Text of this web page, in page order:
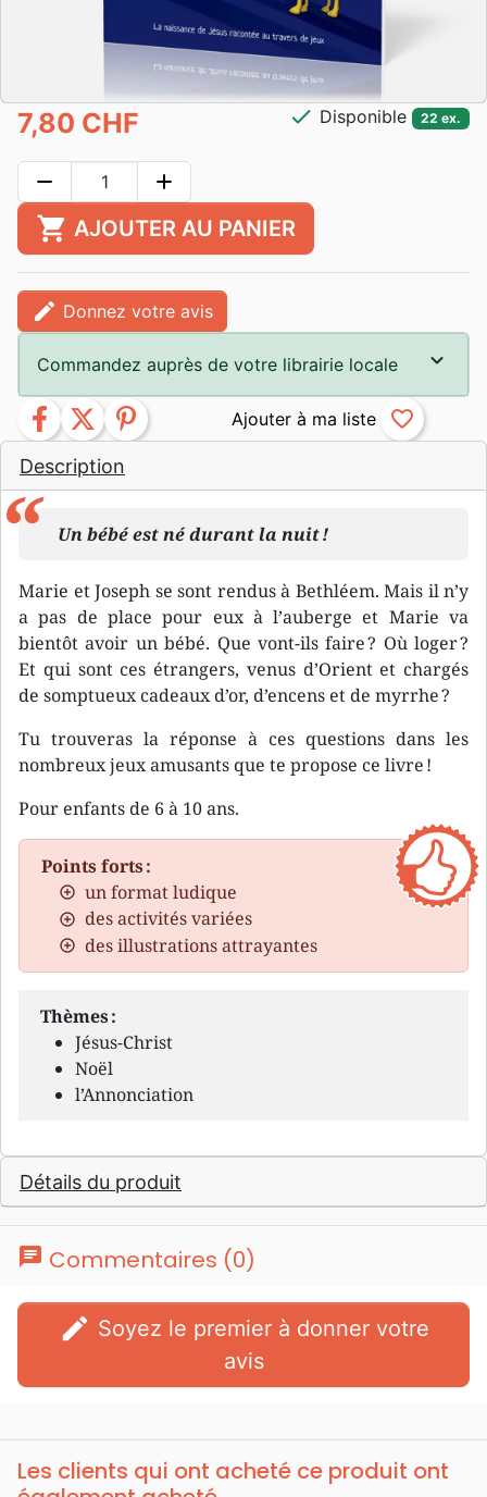
Description
Un bébé est né durant la nuit !
Marie et Joseph se sont rendus à Bethléem. Mais il n’y
a pas de place pour eux à l’auberge et Marie va
bientôt avoir un bébé. Que vont-ils faire ? Où loger ?
Et qui sont ces étrangers, venus d’Orient et chargés
de somptueux cadeaux d’or, d’encens et de myrrhe ?
Tu trouveras la réponse à ces questions dans les
nombreux jeux amusants que te propose ce livre !
Pour enfants de 6 à 10 ans.
Points forts :
un format ludique
des activités variées
des illustrations attrayantes
Thèmes :
Jésus-Christ
Noël
l’Annonciation
Détails du produit
7,80 CHF check Disponible 22 ex.
remove add
shopping_cart AJOUTER AU PANIER
edit Donnez votre avis
Commandez auprès de votre librairie locale
facebook twitter pinterest favorite_border
chat Commentaires (0)
edit
avis
Les clients qui ont acheté ce produit ont